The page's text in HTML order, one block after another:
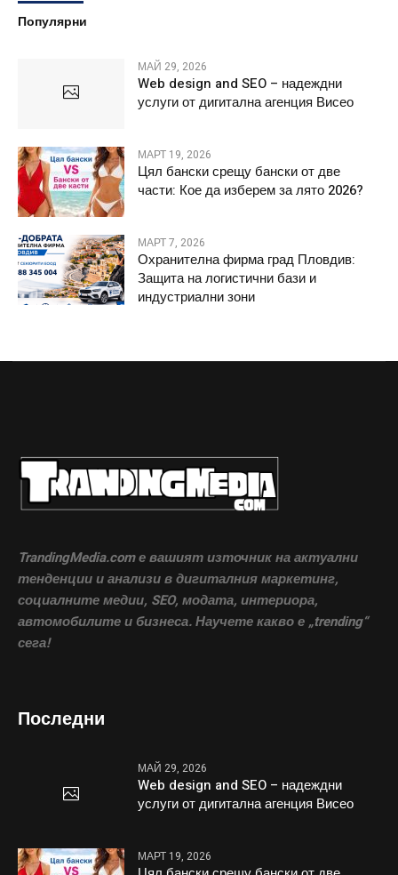
Популярни
МАЙ 29, 2026
Web design and SEO – надеждни
услуги от дигитална агенция Висео
МАРТ 19, 2026
Цял бански срещу бански от две
части: Кое да изберем за лято 2026?
МАРТ 7, 2026
Охранителна фирма град Пловдив:
Защита на логистични бази и
индустриални зони
TrandingMedia.com е вашият източник на актуални
тенденции и анализи в дигиталния маркетинг,
социалните медии, SEO, модата, интериора,
автомобилите и бизнеса. Научете какво е „trending“
сега!
Последни
МАЙ 29, 2026
Web design and SEO – надеждни
услуги от дигитална агенция Висео
МАРТ 19, 2026